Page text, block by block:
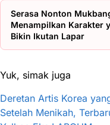
Serasa Nonton
Menampilkan Karakter
Bikin Ikutan Lapar
Yuk, simak juga
Deretan Artis Korea
Setelah Menikah,